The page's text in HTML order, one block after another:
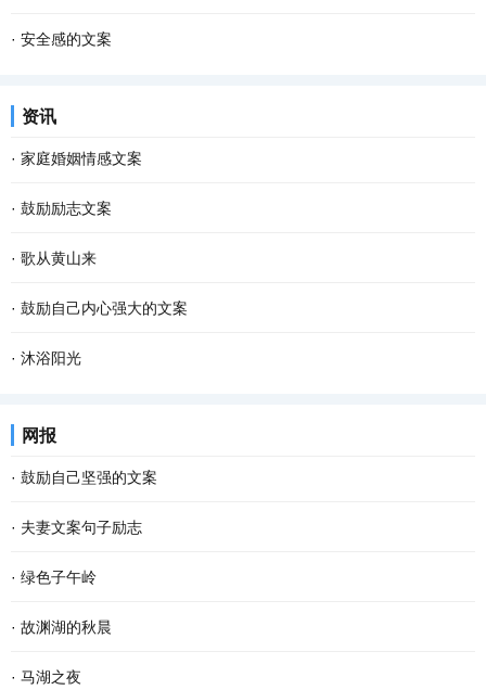
· 安全感的文案
资讯
· 家庭婚姻情感文案
· 鼓励励志文案
· 歌从黄山来
· 鼓励自己内心强大的文案
· 沐浴阳光
网报
· 鼓励自己坚强的文案
· 夫妻文案句子励志
· 绿色子午岭
· 故渊湖的秋晨
· 马湖之夜